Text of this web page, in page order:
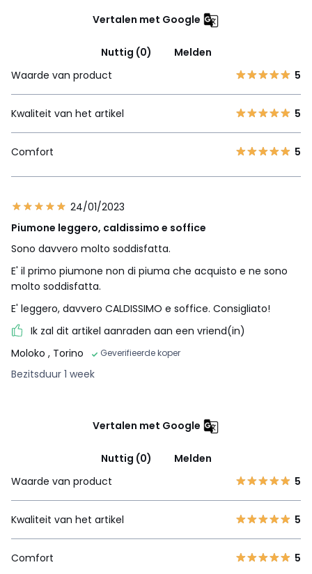
Vertalen met Google
Nuttig (0)
Melden
Waarde van product
5
Kwaliteit van het artikel 5
Comfort 5
24/01/2023
Piumone leggero, caldissimo e soffice
Sono davvero molto soddisfatta.
E' il primo piumone non di piuma che acquisto e ne sono
molto soddisfatta.
E' leggero, davvero CALDISSIMO e soffice. Consigliato!
Ik zal dit artikel aanraden aan een vriend(in)
Moloko , Torino Geverifieerde koper
Bezitsduur 1 week
Vertalen met Google
Nuttig (0)
Melden
Waarde van product
5
Kwaliteit van het artikel 5
Comfort 5